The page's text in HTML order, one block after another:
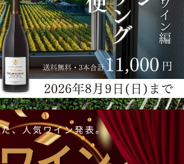
世界の避暑地ワイン編